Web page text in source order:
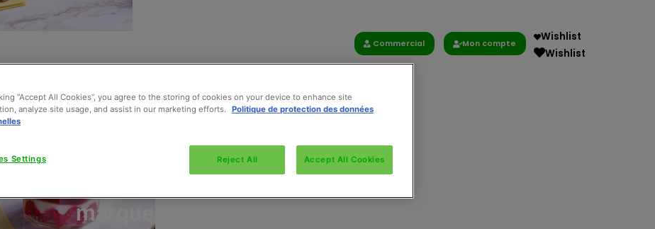
les
marques
Commercial Mon compte
Wishlist
Wishlist
“Accept All Cookies”, you agree to the storing of cookies on your device to enhance site
analyze site usage, and assist in our marketing efforts. Politique de protection des données
Reject All Accept All Cookies
Settings